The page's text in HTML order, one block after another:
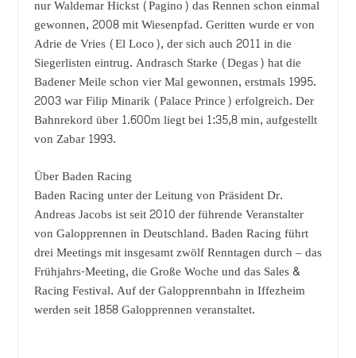
nur Waldemar Hickst (Pagino) das Rennen schon einmal
gewonnen, 2008 mit Wiesenpfad. Geritten wurde er von
Adrie de Vries (El Loco), der sich auch 2011 in die
Siegerlisten eintrug. Andrasch Starke (Degas) hat die
Badener Meile schon vier Mal gewonnen, erstmals 1995.
2003 war Filip Minarik (Palace Prince) erfolgreich. Der
Bahnrekord über 1.600m liegt bei 1:35,8 min, aufgestellt
von Zabar 1993.
Über Baden Racing
Baden Racing unter der Leitung von Präsident Dr.
Andreas Jacobs ist seit 2010 der führende Veranstalter
von Galopprennen in Deutschland. Baden Racing führt
drei Meetings mit insgesamt zwölf Renntagen durch – das
Frühjahrs-Meeting, die Große Woche und das Sales &
Racing Festival. Auf der Galopprennbahn in Iffezheim
werden seit 1858 Galopprennen veranstaltet.